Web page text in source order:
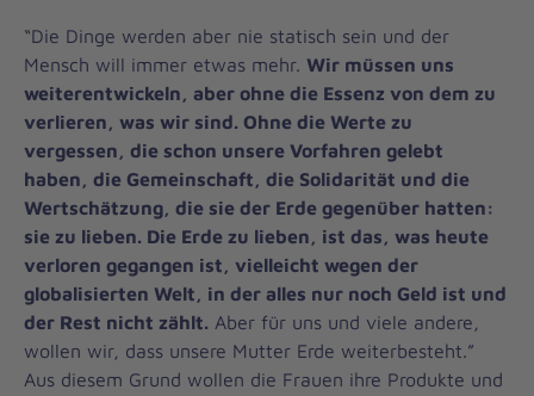
“Die Dinge werden aber nie statisch sein und der
Mensch will immer etwas mehr. Wir müssen uns
weiterentwickeln, aber ohne die Essenz von dem zu
verlieren, was wir sind. Ohne die Werte zu
vergessen, die schon unsere Vorfahren gelebt
haben, die Gemeinschaft, die Solidarität und die
Wertschätzung, die sie der Erde gegenüber hatten:
sie zu lieben. Die Erde zu lieben, ist das, was heute
verloren gegangen ist, vielleicht wegen der
globalisierten Welt, in der alles nur noch Geld ist und
der Rest nicht zählt. Aber für uns und viele andere,
wollen wir, dass unsere Mutter Erde weiterbesteht.”
Aus diesem Grund wollen die Frauen ihre Produkte und